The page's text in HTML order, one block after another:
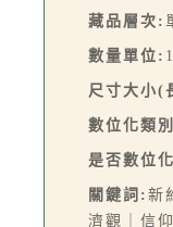
藏品層次:
數量單位:
尺寸大小(
數位化類
是否數位
關鍵詞: 新
濟觀｜信